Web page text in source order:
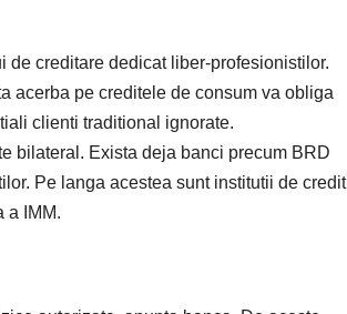
de creditare dedicat liber-profesionistilor.
acerba pe creditele de consum va obliga
clienti traditional ignorate.
bilateral. Exista deja banci precum BRD
Pe langa acestea sunt institutii de credit
a IMM.